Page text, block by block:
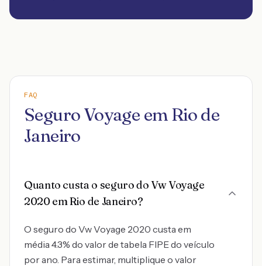
FAQ
Seguro Voyage em Rio de
Janeiro
Quanto custa o seguro do Vw Voyage
2020 em Rio de Janeiro?
O seguro do Vw Voyage 2020 custa em
média 4.3% do valor de tabela FIPE do veículo
por ano. Para estimar, multiplique o valor